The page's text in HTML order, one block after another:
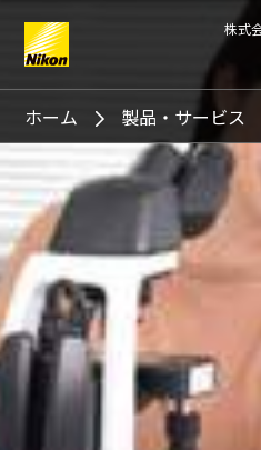
株式
Search keyword(s)
ホーム 製品・サービス